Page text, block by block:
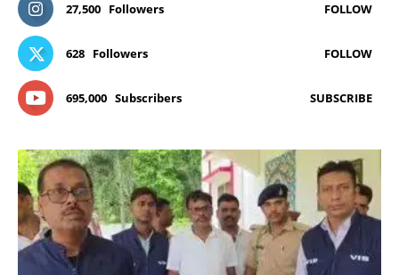
27,500 Followers FOLLOW
628 Followers FOLLOW
695,000 Subscribers SUBSCRIBE